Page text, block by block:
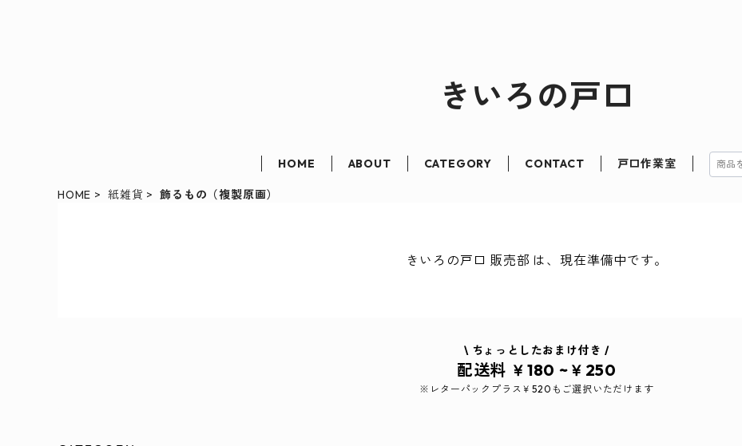
きいろの戸口
HOME ABOUT CATEGORY CONTACT 戸口作業室
HOME 紙雑貨 飾るもの（複製原画）
きいろの戸口 販売部 は、現在準備中です。
\ ちょっとしたおまけ付き /
配送料 ￥180 ~￥250
※レターパックプラス￥520もご選択いただけます